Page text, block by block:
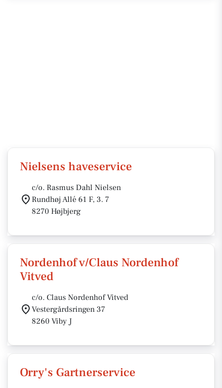
Nielsens haveservice
c/o. Rasmus Dahl Nielsen
Rundhøj Allé 61 F, 3. 7
8270 Højbjerg
Nordenhof v/Claus Nordenhof
Vitved
c/o. Claus Nordenhof Vitved
Vestergårdsringen 37
8260 Viby J
Orry's Gartnerservice